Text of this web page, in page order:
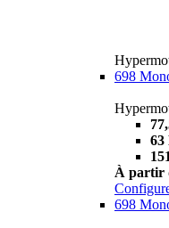
698
63
À partir
698